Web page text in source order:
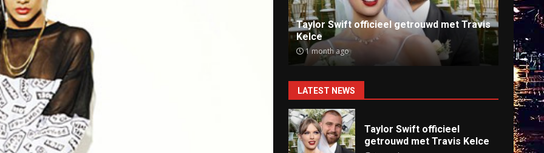
Taylor Swift officieel getrouwd met Travis
Kelce
1 month ago
Ray J klaagt Kim Kardashian aan om
sekstape
9 months ago
Anti-
9
LATEST NEWS
Taylor Swift officieel
getrouwd met Travis Kelce